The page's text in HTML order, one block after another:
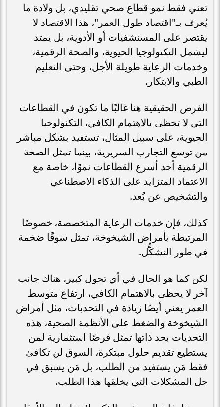
تعني فقط نمو قطاع صحي تقليدي، بل ولادة ما
يُعرف بـ"اقتصاد طول العمر"، هذا الاقتصاد لا
يقتصر على المستشفيات أو الأدوية، بل يمتد
ليشمل التكنولوجيا الحيوية، والصحة الرقمية،
وخدمات الرعاية طويلة الأجل، وحتى التعليم
الطبي والابتكار.
الفرص الحقيقية هنا غالبًا ما تكون في القطاعات
التي لا تحظى بالاهتمام الكافي، التكنولوجيا
الحيوية، على سبيل المثال، تستفيد بشكل مباشر
من توسع التجارب السريرية، بينما تمثل الصحة
الرقمية أحد أسرع القطاعات نموًا، خاصة مع
الاعتماد المتزايد على الذكاء الاصطناعي
والتشخيص عن بُعد.
كذلك، فإن خدمات الرعاية المتخصصة، خصوصًا
المرتبطة بأمراض الشيخوخة، تمثل سوقًا ضخمة
في طور التشكُّل.
لكن كما هو الحال في أي تحول كبير، هناك جانب
آخر لا يحظى بالاهتمام الكافي، ارتفاع متوسط
العمر يعني أيضًا زيادة في التحديات، مثل أمراض
الشيخوخة والضغط على الأنظمة الصحية، هذه
التحديات بحد ذاتها تمثل فرصًا استثمارية لمن
يستطيع تقديم حلول مبتكرة، السوق لن تكافئ
فقط مَن يستفيد من الطلب، بل مَن يسبق في
حل المشكلات التي يخلقها هذا الطلب.